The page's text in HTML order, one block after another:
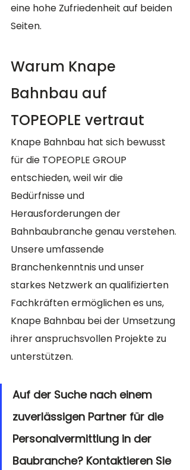
eine hohe Zufriedenheit auf beiden
Seiten.
Warum Knape
Bahnbau auf
TOPEOPLE vertraut
Knape Bahnbau hat sich bewusst
für die TOPEOPLE GROUP
entschieden, weil wir die
Bedürfnisse und
Herausforderungen der
Bahnbaubranche genau verstehen.
Unsere umfassende
Branchenkenntnis und unser
starkes Netzwerk an qualifizierten
Fachkräften ermöglichen es uns,
Knape Bahnbau bei der Umsetzung
ihrer anspruchsvollen Projekte zu
unterstützen.
Auf der Suche nach einem
zuverlässigen Partner für die
Personalvermittlung in der
Baubranche? Kontaktieren Sie